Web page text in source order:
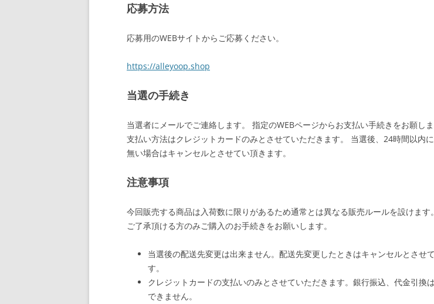
応募方法
応募用のWEBサイトからご応募ください。
https://alleyoop.shop
当選の手続き
当選者にメールでご連絡します。 指定のWEBページからお支払い手続きをお願し
支払い方法はクレジットカードのみとさせていただきます。 当選後、24時間以内
無い場合はキャンセルとさせてい頂きます。
注意事項
今回販売する商品は入荷数に限りがあるため通常とは異なる販売ルールを設けます
ご了承頂ける方のみご購入のお手続きをお願いします。
当選後の配送先変更は出来ません。配送先変更したときはキャンセルとさせ
す。
クレジットカードの支払いのみとさせていただきます。銀行振込、代金引換
できません。